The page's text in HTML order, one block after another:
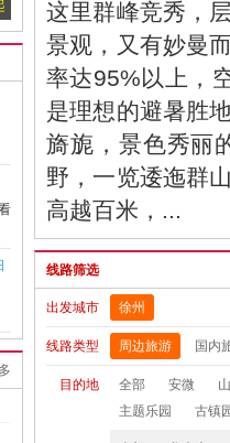
安徽黄山、翡翠谷/天湖漂流、宏
村 纯玩3日游【畅销纯玩不带钱包的
行；赠送黄山往返景交、黄山上行
含2早2正餐】
这里群峰竞秀，
景观，又有妙曼
率达95%以上，
是理想的避暑胜
旖旎，景色秀丽
野，一览逶迤群
高越百米，...
线路筛选
出发城市 徐州
线路类型 周边旅游 国内
目的地 全部 安微
主题乐园
古镇